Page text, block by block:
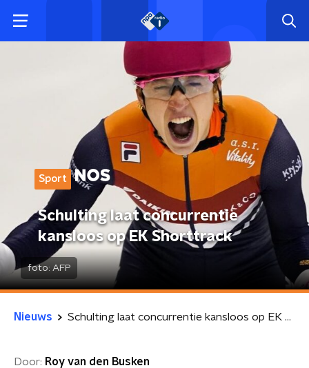
Sport
Schulting laat concurrentie
kansloos op EK Shorttrack
foto: AFP
Nieuws Schulting laat concurrentie kansloos op EK Shorttrack
Door: Roy van den Busken